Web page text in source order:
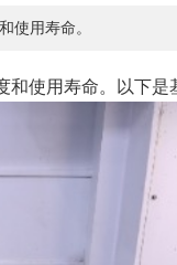
使用寿命。
和使用寿命。以下是